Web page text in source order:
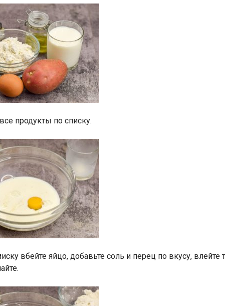
продукты по списку.
вбейте яйцо, добавьте соль и перец по вкусу, влейте